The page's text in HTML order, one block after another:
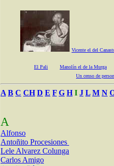
Vicente el del
El Pali Manolín el de la Murga
Un censo de
A B C CH D E F G HI J L M N
A
Alfonso
Antoñito Procesiones
Lele Alvarez Colunga
Carlos Amigo